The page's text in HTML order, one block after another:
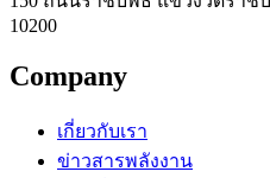
10200
Company
เกี่ยวกับเรา
ข่าวสารพลังงาน